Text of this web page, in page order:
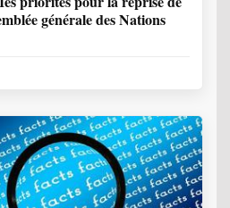
générale des Nations